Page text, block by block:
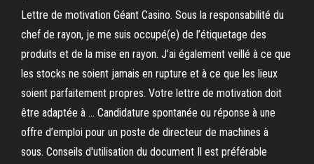
Lettre de motivation Géant Casino. Sous la responsabilité du
chef de rayon, je me suis occupé(e) de l’étiquetage des
produits et de la mise en rayon. J’ai également veillé à ce que
les stocks ne soient jamais en rupture et à ce que les lieux
soient parfaitement propres. Votre lettre de motivation doit
être adaptée à … Candidature spontanée ou réponse à une
offre d’emploi pour un poste de directeur de machines à
sous. Conseils d'utilisation du document Il est préférable